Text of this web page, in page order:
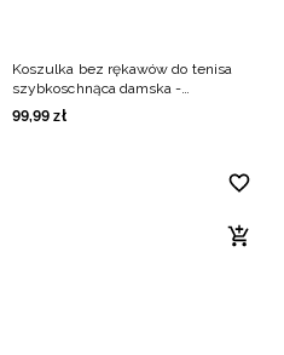
Koszulka bez rękawów do tenisa
szybkoschnąca damska -
burgundowa
99,99 zł